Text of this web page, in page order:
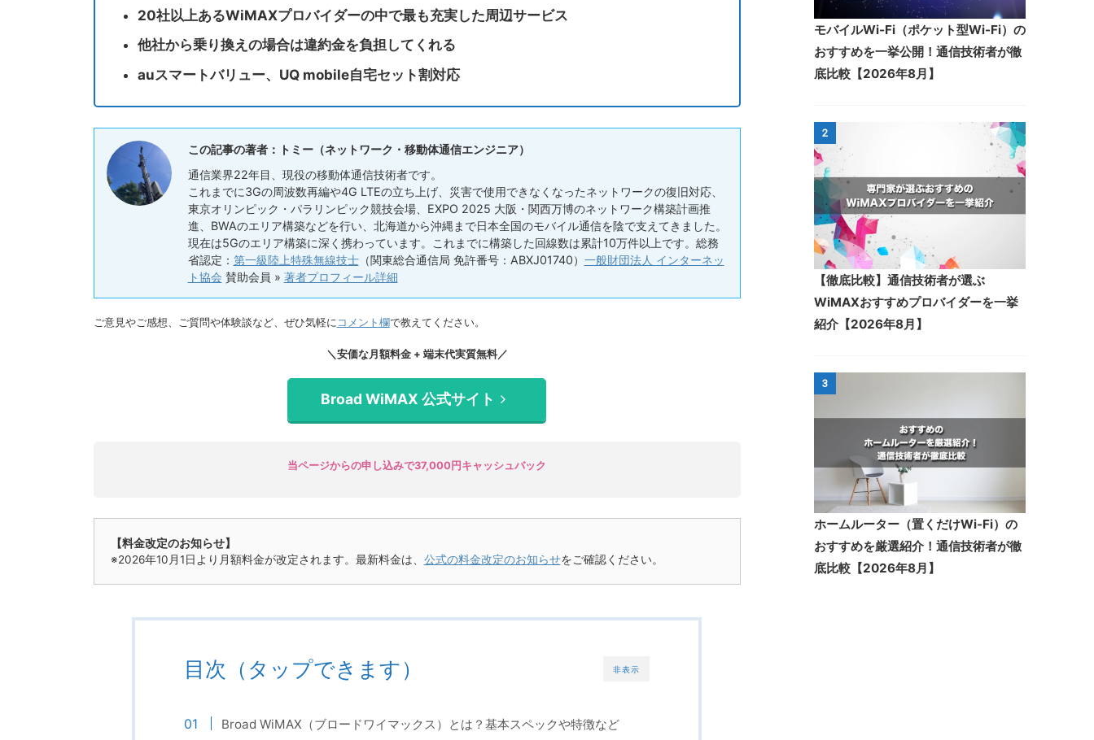
20社以上あるWiMAXプロバイダーの中で最も充実した周辺サービス
他社から乗り換えの場合は違約金を負担してくれる
auスマートバリュー、UQ mobile自宅セット割対応
この記事の著者：トミー（ネットワーク・移動体通信エンジニア）
通信業界22年目、現役の移動体通信技術者です。
これまでに3Gの周波数再編や4G LTEの立ち上げ、災害で使用できなくなったネットワークの復旧対応、
東京オリンピック・パラリンピック競技会場、EXPO 2025 大阪・関西万博のネットワーク構築計画推
進、BWAのエリア構築などを行い、北海道から沖縄まで日本全国のモバイル通信を陰で支えてきました。
現在は5Gのエリア構築に深く携わっています。これまでに構築した回線数は累計10万件以上です。総務
省認定： 第一級陸上特殊無線技士（関東総合通信局 免許番号：ABXJ01740） 一般財団法人 インターネッ
ト協会 賛助会員 » 著者プロフィール詳細
ご意見やご感想、ご質問や体験談など、ぜひ気軽に コメント欄で教えてください。
＼安価な月額料金 + 端末代実質無料／
Broad WiMAX 公式サイト
当ページからの申し込みで37,000円キャッシュバック
【料金改定のお知らせ】
※2026年10月1日より月額料金が改定されます。最新料金は、 公式の料金改定のお知らせをご確認ください。
非表示
目次（タップできます）
Broad WiMAX（ブロードワイマックス）とは？基本スペックや特徴など
モバイルWi-Fi（ポケット型Wi-Fi）の
おすすめを一挙公開！通信技術者が徹
底比較【2026年8月】
2
【徹底比較】通信技術者が選ぶ
WiMAXおすすめプロバイダーを一挙
紹介【2026年8月】
3
ホームルーター（置くだけWi-Fi）の
おすすめを厳選紹介！通信技術者が徹
底比較【2026年8月】